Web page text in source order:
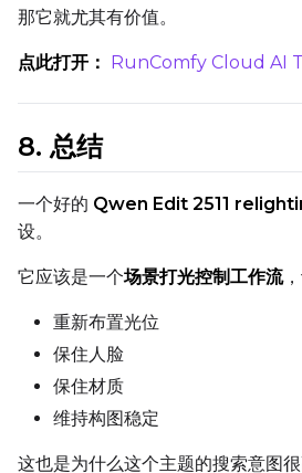
那它就尤其有价值。
点此打开： RunComfy Cloud AI
8. 总结
一个好的 Qwen Edit 2511
设。
它应该是一个场景打光控制工作流
重新布置光位
保住人脸
保住材质
维持构图稳定
这也是为什么这个主题的搜索意图很